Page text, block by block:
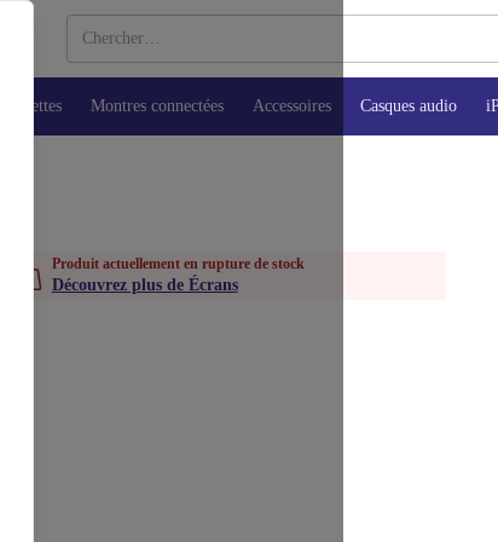
Tablettes Montres connectées Accessoires Casques audio
Produit actuellement en rupture de stock
Découvrez plus de Écrans